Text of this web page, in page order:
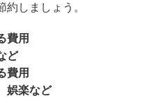
しましょう。
費用
ど
費用
楽など